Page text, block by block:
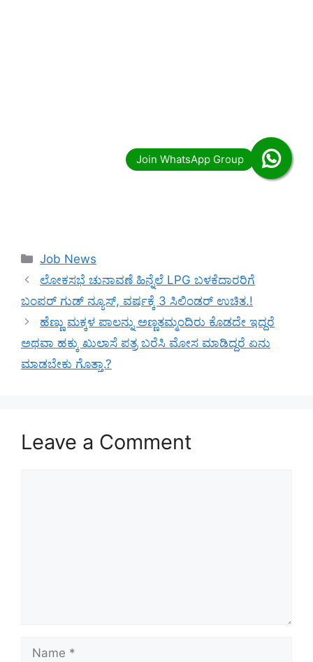
Categories
Job News
ಲೋಕಸಭೆ ಚುನಾವಣೆ ಹಿನ್ನೆಲೆ LPG ಬಳಕೆದಾರರಿಗೆ
ಬಂಪರ್ ಗುಡ್ ನ್ಯೂಸ್, ವರ್ಷಕ್ಕೆ 3 ಸಿಲಿಂಡರ್ ಉಚಿತ.!
ಹೆಣ್ಣು ಮಕ್ಕಳ ಪಾಲನ್ನು ಅಣ್ಣತಮ್ಮಂದಿರು ಕೊಡದೇ ಇದ್ದರೆ
ಅಥವಾ ಹಕ್ಕು ಖುಲಾಸೆ ಪತ್ರ ಬರೆಸಿ ಮೋಸ ಮಾಡಿದ್ದರೆ ಏನು
ಮಾಡಬೇಕು ಗೊತ್ತಾ.?
Leave a Comment